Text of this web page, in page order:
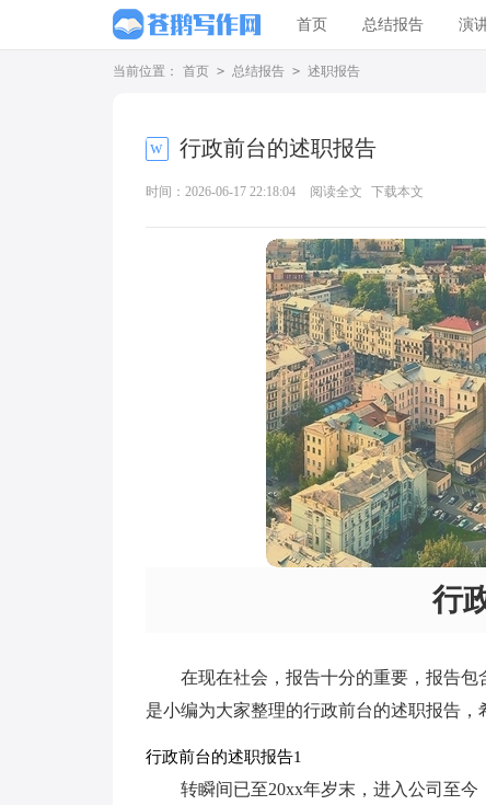
首页 总结报告 演
当前位置： 首页 > 总结报告 > 述职报告
行政前台的述职报告
时间：2026-06-17 22:18:04 阅读全文 下载本文
行
在现在社会，报告十分的重要，报告
是小编为大家整理的行政前台的述职报告，
行政前台的述职报告1
转瞬间已至20xx年岁末，进入公司至